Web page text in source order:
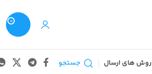
0
روش های ارسال جستجو